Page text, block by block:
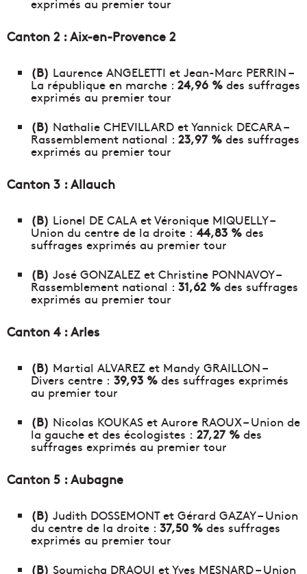
exprimés au premier tour
Canton 2 : Aix-en-Provence 2
(B) Laurence ANGELETTI et Jean-Marc PERRIN –
La république en marche : 24,96 % des suffrages
exprimés au premier tour
(B) Nathalie CHEVILLARD et Yannick DECARA –
Rassemblement national : 23,97 % des suffrages
exprimés au premier tour
Canton 3 : Allauch
(B) Lionel DE CALA et Véronique MIQUELLY –
Union du centre de la droite :44,83 % des
suffrages exprimés au premier tour
(B) José GONZALEZ et Christine PONNAVOY –
Rassemblement national : 31,62 % des suffrages
exprimés au premier tour
Canton 4 : Arles
(B) Martial ALVAREZ et Mandy GRAILLON –
Divers centre : 39,93 % des suffrages exprimés
au premier tour
(B) Nicolas KOUKAS et Aurore RAOUX – Union de
la gauche et des écologistes : 27,27 % des
suffrages exprimés au premier tour
Canton 5 : Aubagne
(B) Judith DOSSEMONT et Gérard GAZAY – Union
du centre de la droite : 37,50 % des suffrages
exprimés au premier tour
(B) Soumicha DRAOUI et Yves MESNARD – Union